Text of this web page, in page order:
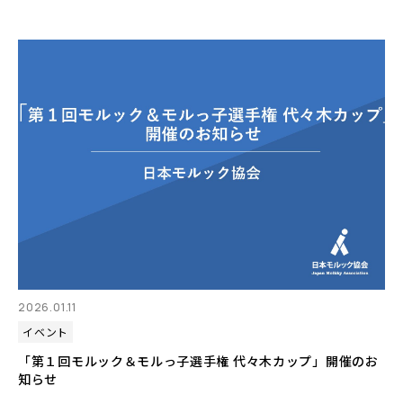
2026.01.11
イベント
「第１回モルック＆モルっ子選手権 代々木カップ」開催のお
知らせ